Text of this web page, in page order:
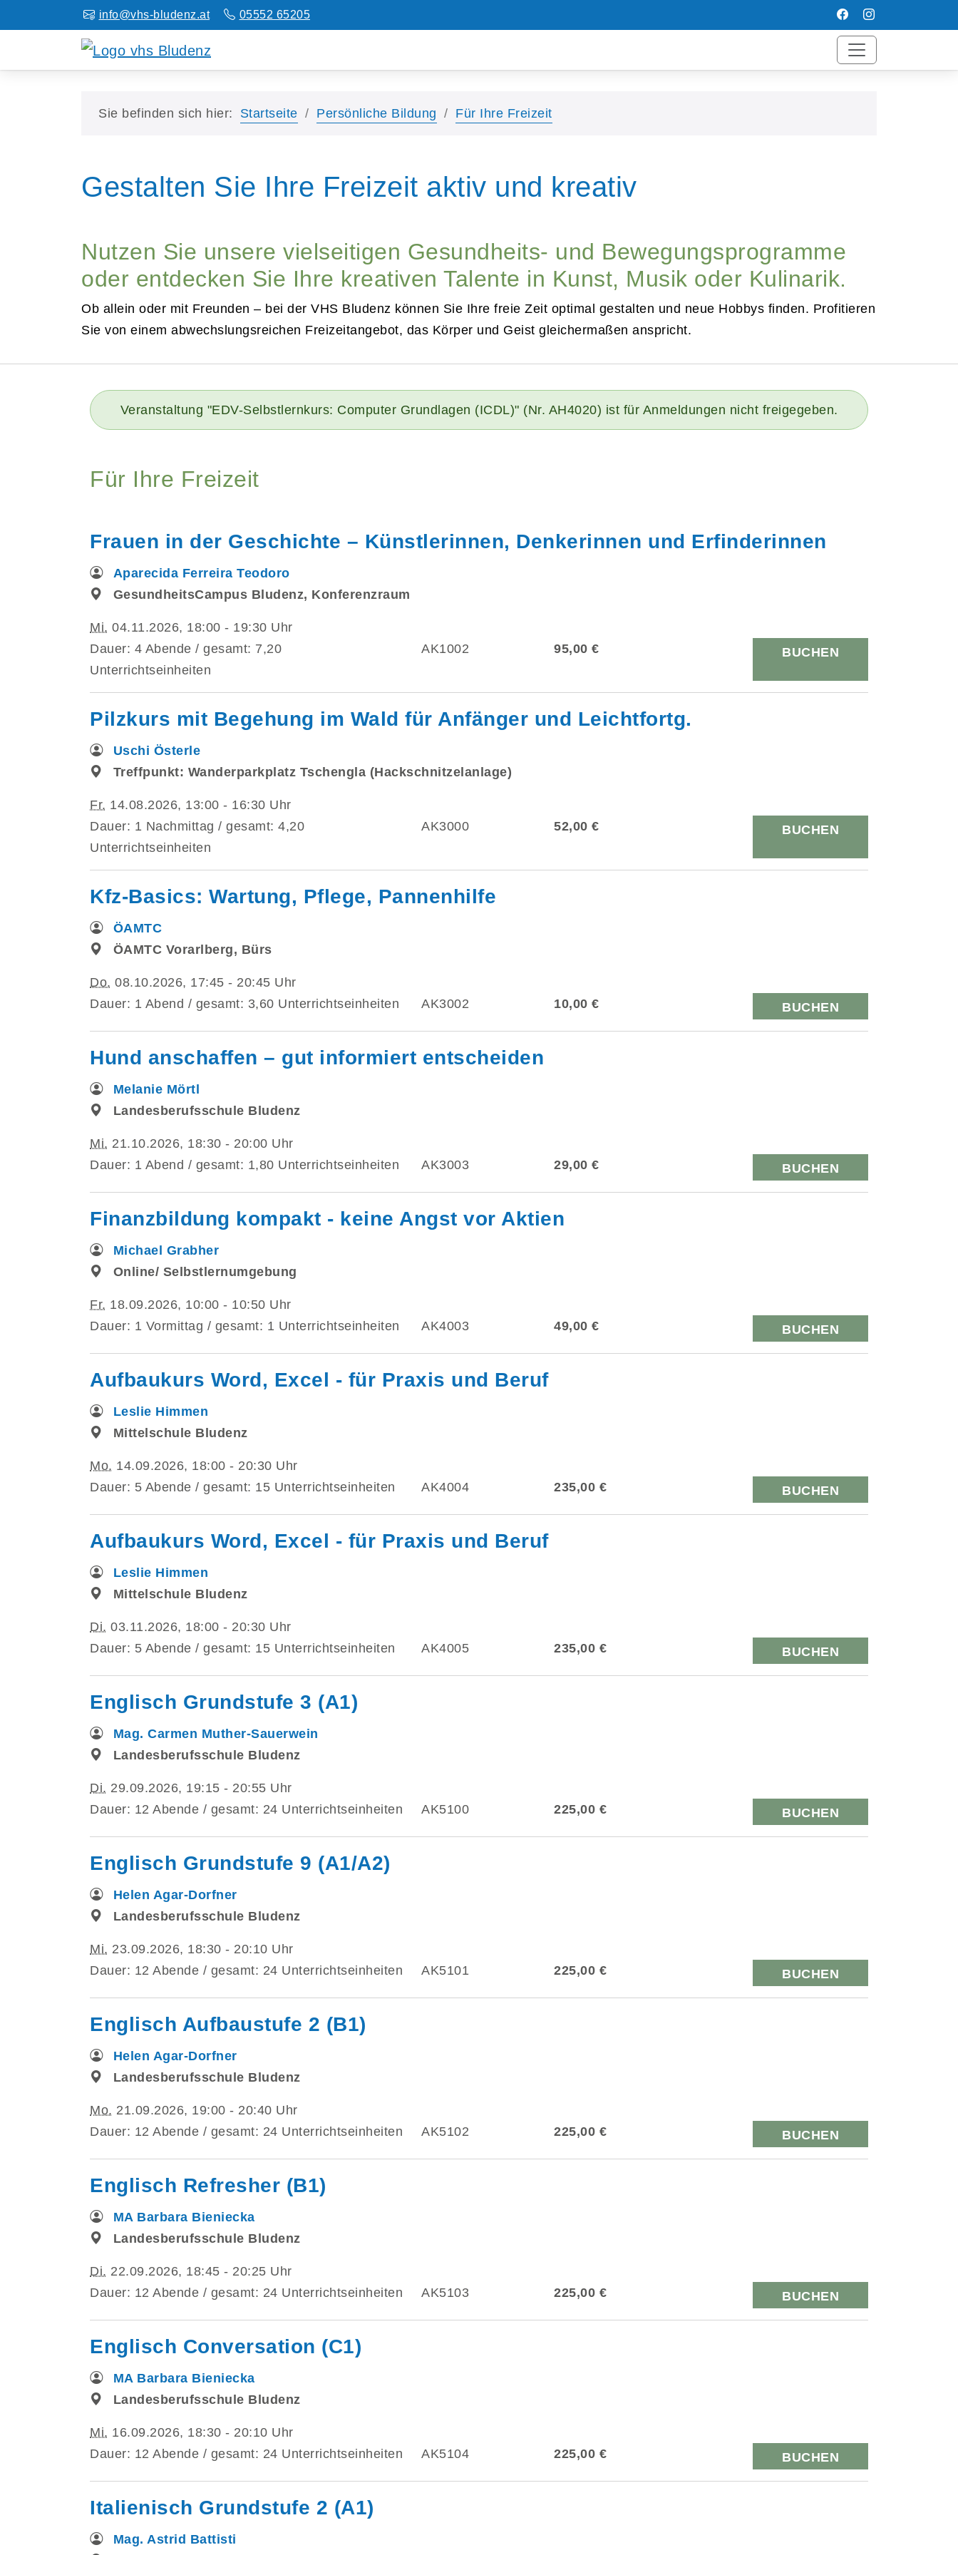
info@vhs-bludenz.at 05552 65205
Sie befinden sich hier: Startseite Persönliche Bildung Für Ihre Freizeit
Gestalten Sie Ihre Freizeit aktiv und kreativ
Nutzen Sie unsere vielseitigen Gesundheits- und Bewegungsprogramme
oder entdecken Sie Ihre kreativen Talente in Kunst, Musik oder Kulinarik.
Ob allein oder mit Freunden – bei der VHS Bludenz können Sie Ihre freie Zeit optimal gestalten und neue Hobbys finden. Profitieren
Sie von einem abwechslungsreichen Freizeitangebot, das Körper und Geist gleichermaßen anspricht.
Veranstaltung "EDV-Selbstlernkurs: Computer Grundlagen (ICDL)" (Nr. AH4020) ist für Anmeldungen nicht freigegeben.
Für Ihre Freizeit
Frauen in der Geschichte – Künstlerinnen, Denkerinnen und Erfinderinnen
Aparecida Ferreira Teodoro
GesundheitsCampus Bludenz, Konferenzraum
Mi. 04.11.2026, 18:00 - 19:30 Uhr
Dauer: 4 Abende / gesamt: 7,20
Unterrichtseinheiten
AK1002 95,00 € BUCHEN
Pilzkurs mit Begehung im Wald für Anfänger und Leichtfortg.
Uschi Österle
Treffpunkt: Wanderparkplatz Tschengla (Hackschnitzelanlage)
Fr. 14.08.2026, 13:00 - 16:30 Uhr
Dauer: 1 Nachmittag / gesamt: 4,20
Unterrichtseinheiten
AK3000 52,00 € BUCHEN
Kfz-Basics: Wartung, Pflege, Pannenhilfe
ÖAMTC
ÖAMTC Vorarlberg, Bürs
Do. 08.10.2026, 17:45 - 20:45 Uhr
Dauer: 1 Abend / gesamt: 3,60 Unterrichtseinheiten
AK3002 10,00 € BUCHEN
Hund anschaffen – gut informiert entscheiden
Melanie Mörtl
Landesberufsschule Bludenz
Mi. 21.10.2026, 18:30 - 20:00 Uhr
Dauer: 1 Abend / gesamt: 1,80 Unterrichtseinheiten
AK3003 29,00 € BUCHEN
Finanzbildung kompakt - keine Angst vor Aktien
Michael Grabher
Online/ Selbstlernumgebung
Fr. 18.09.2026, 10:00 - 10:50 Uhr
Dauer: 1 Vormittag / gesamt: 1 Unterrichtseinheiten
AK4003 49,00 € BUCHEN
Aufbaukurs Word, Excel - für Praxis und Beruf
Leslie Himmen
Mittelschule Bludenz
Mo. 14.09.2026, 18:00 - 20:30 Uhr
Dauer: 5 Abende / gesamt: 15 Unterrichtseinheiten
AK4004 235,00 € BUCHEN
Aufbaukurs Word, Excel - für Praxis und Beruf
Leslie Himmen
Mittelschule Bludenz
Di. 03.11.2026, 18:00 - 20:30 Uhr
Dauer: 5 Abende / gesamt: 15 Unterrichtseinheiten
AK4005 235,00 € BUCHEN
Englisch Grundstufe 3 (A1)
Mag. Carmen Muther-Sauerwein
Landesberufsschule Bludenz
Di. 29.09.2026, 19:15 - 20:55 Uhr
Dauer: 12 Abende / gesamt: 24 Unterrichtseinheiten
AK5100 225,00 € BUCHEN
Englisch Grundstufe 9 (A1/A2)
Helen Agar-Dorfner
Landesberufsschule Bludenz
Mi. 23.09.2026, 18:30 - 20:10 Uhr
Dauer: 12 Abende / gesamt: 24 Unterrichtseinheiten
AK5101 225,00 € BUCHEN
Englisch Aufbaustufe 2 (B1)
Helen Agar-Dorfner
Landesberufsschule Bludenz
Mo. 21.09.2026, 19:00 - 20:40 Uhr
Dauer: 12 Abende / gesamt: 24 Unterrichtseinheiten
AK5102 225,00 € BUCHEN
Englisch Refresher (B1)
MA Barbara Bieniecka
Landesberufsschule Bludenz
Di. 22.09.2026, 18:45 - 20:25 Uhr
Dauer: 12 Abende / gesamt: 24 Unterrichtseinheiten
AK5103 225,00 € BUCHEN
Englisch Conversation (C1)
MA Barbara Bieniecka
Landesberufsschule Bludenz
Mi. 16.09.2026, 18:30 - 20:10 Uhr
Dauer: 12 Abende / gesamt: 24 Unterrichtseinheiten
AK5104 225,00 € BUCHEN
Italienisch Grundstufe 2 (A1)
Mag. Astrid Battisti